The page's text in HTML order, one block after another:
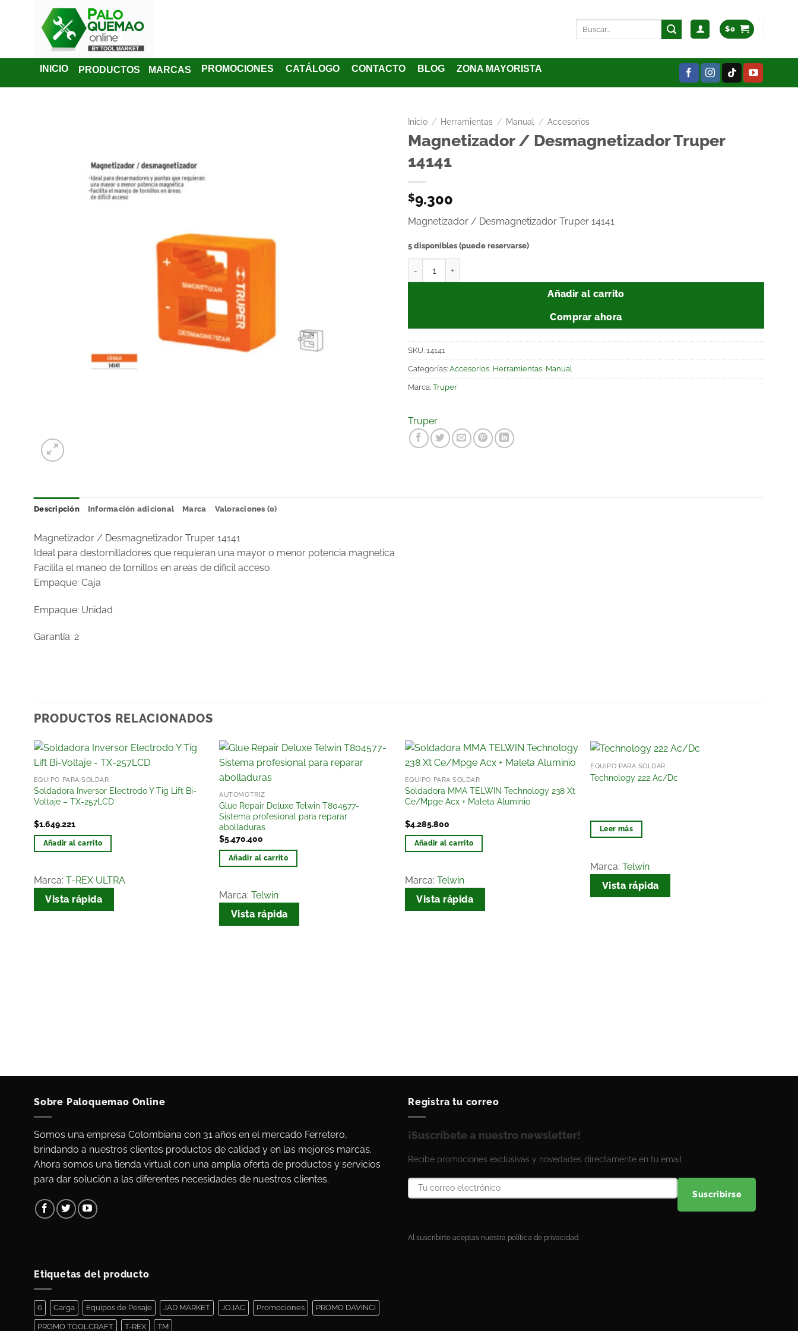
$0
INICIO PRODUCTOS MARCAS PROMOCIONES CATÁLOGO CONTACTO BLOG ZONA MAYORISTA
Inicio / Herramientas / Manual / Accesorios
Magnetizador / Desmagnetizador Truper
14141
$9.300
Magnetizador / Desmagnetizador Truper 14141
5 disponibles (puede reservarse)
Añadir al carrito
Comprar ahora
SKU: 14141
Categorías: Accesorios Herramientas Manual
Marca: Truper
Truper
Descripción Información adicional Marca Valoraciones (0)
Magnetizador / Desmagnetizador Truper 14141
Ideal para destornilladores que requieran una mayor o menor potencia magnetica
Facilita el maneo de tornillos en areas de dificil acceso
Empaque: Caja
Empaque: Unidad
Garantía: 2
PRODUCTOS RELACIONADOS
lista
EQUIPO PARA SOLDAR
Soldadora Inversor Electrodo Y Tig Lift Bi-
Voltaje – TX-257LCD
$1.649.221
Añadir al carrito
Marca: T-REX ULTRA
Vista rápida
AUTOMOTRÍZ
Glue Repair Deluxe Telwin T804577-
Sistema profesional para reparar
abolladuras
$5.470.400
Añadir al carrito
Marca:Telwin
Vista rápida
lista
EQUIPO PARA SOLDAR
Soldadora MMA TELWIN Technology 238 Xt
Ce/Mpge Acx + Maleta Aluminio
$4.285.800
Añadir al carrito
Marca: Telwin
Vista rápida
EQUIPO PARA SOLDAR
Technology 222 Ac/Dc
Leer más
Marca:Telwin
Vista rápida
Sobre Paloquemao Online
Somos una empresa Colombiana con 31 años en el mercado Ferretero,
brindando a nuestros clientes productos de calidad y en las mejores marcas.
Ahora somos una tienda virtual con una amplia oferta de productos y servicios
para dar solución a las diferentes necesidades de nuestros clientes.
Registra tu correo
¡Suscríbete a nuestro newsletter!
Recibe promociones exclusivas y novedades directamente en tu email.
Suscribirse
Al suscribirte aceptas nuestra política de privacidad.
Etiquetas del producto
6 Carga Equipos de Pesaje JAD MARKET JOJAC Promociones PROMO DAVINCI
PROMO TOOLCRAFT T-REX TM